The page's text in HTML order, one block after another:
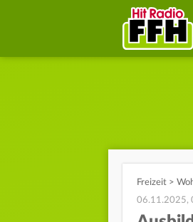
Freizeit >
06.11.2025,